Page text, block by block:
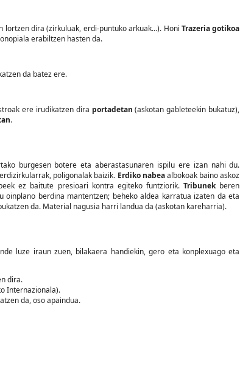
dira (zirkuluak, erdi-puntuko arkuak...). Honi Trazeria gotikoa
erabiltzen hasten da.
da batez ere.
ere irudikatzen dira portadetan (askotan gableteekin bukatuz),
.
burgesen botere eta aberastasunaren ispilu ere izan nahi du.
poligonalak baizik. Erdiko nabeaalbokoak baino askoz
ez baitute presioari kontra egiteko funtziorik.Tribunekberen
oinplano berdina mantentzen; beheko aldea karratua izaten da eta
da. Material nagusia harri landua da (askotan kareharria).
luze iraun zuen, bilakaera handiekin, gero eta konplexuago eta
dira.
Internazionala).
da, oso apaindua.